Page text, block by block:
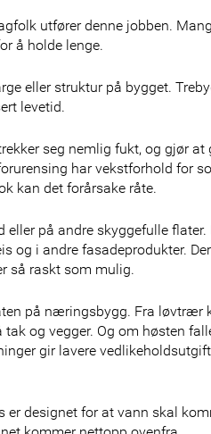
utfører denne jobben.
å holde lenge.
eller struktur på bygget.
levetid.
seg nemlig fukt, og gjør
har vekstforhold for
kan det forårsake råte.
på andre skyggefulle
og i andre fasadeprodukter.
så raskt som mulig.
på næringsbygg. Fra løvtrær
og vegger. Og om høsten
gir lavere
designet for at vann skal